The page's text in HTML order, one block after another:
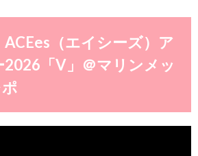
ACEes（エイシーズ）ア
2026「V」＠マリンメッ